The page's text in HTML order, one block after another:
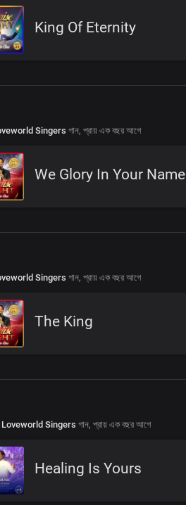
King Of Eternity
Singers গান, প্রায় এক বছর আগে
We Glory In Your Name
Singers গান, প্রায় এক বছর আগে
The King
Loveworld Singers গান, প্রায় এক বছর আগে
Healing Is Yours